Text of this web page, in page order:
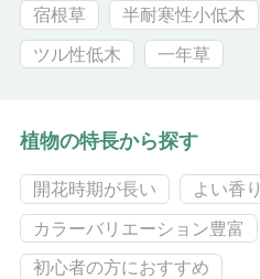
宿根草 半耐寒性小低木
ツル性低木 一年草
植物の特長から探す
開花時期が長い よい香り
カラーバリエーション豊富
初心者の方におすすめ